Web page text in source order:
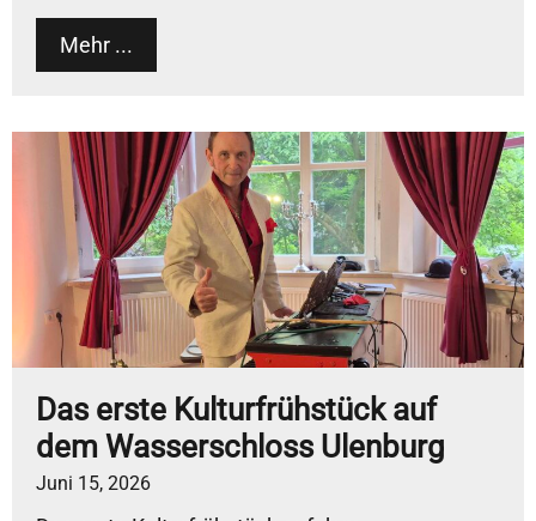
Mehr ...
Das erste Kulturfrühstück auf
dem Wasserschloss Ulenburg
Juni 15, 2026